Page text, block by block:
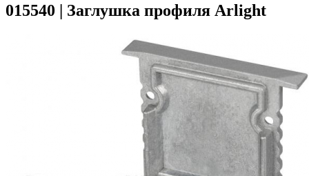
015540 | Заглушка профиля Arlight